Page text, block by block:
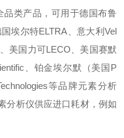
品类产品，可用于德国布鲁
埃尔特ELTRA、意大利Vel
美国力可LECO、美国赛默
、铂金埃尔默（美国P
等品牌元素分析
分析仪供应进口耗材，例如